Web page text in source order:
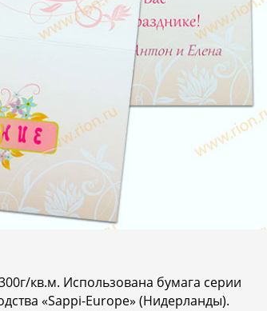
кв.м. Использована бумага серии
«Sappi-Europe» (Нидерланды).